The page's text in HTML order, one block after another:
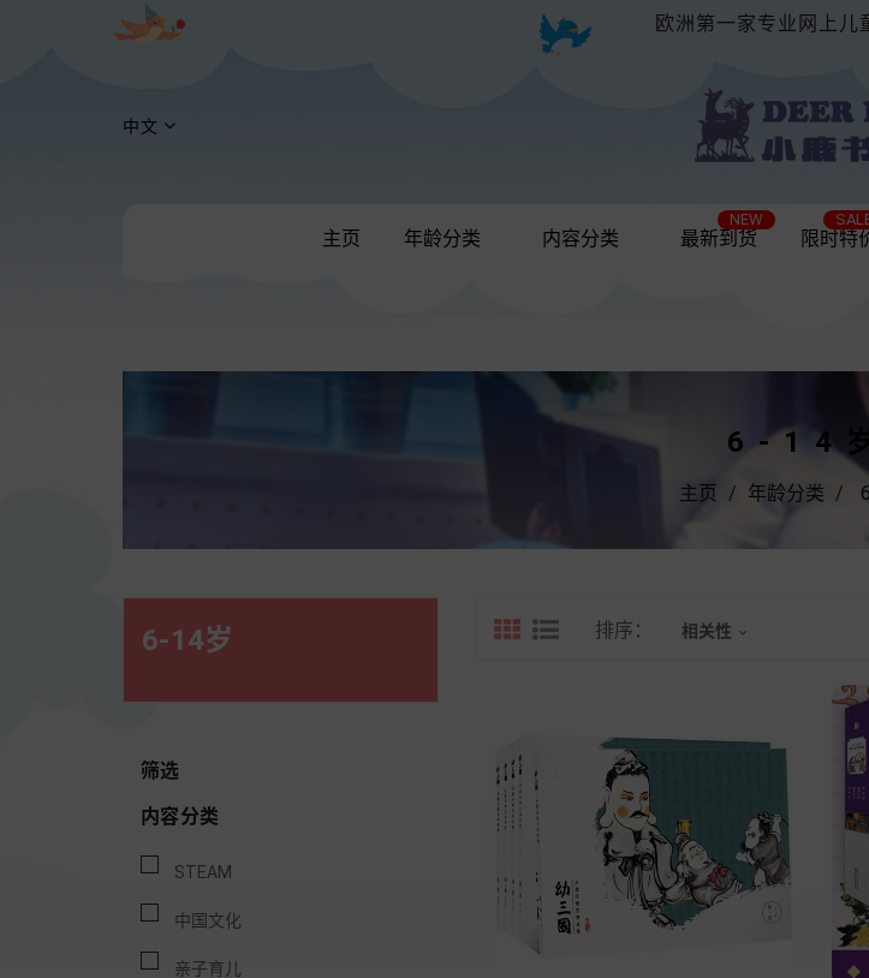
欧洲第一家专业网上儿
中文
主页 年龄分类 内容分类 最新到货
NEW
限时特
6-14
主页 年龄分类
6-14岁
筛选
内容分类
STEAM
中国文化
亲子育儿
排序： 相关性 